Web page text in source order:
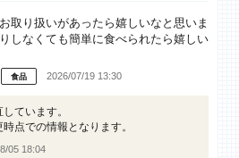
取り扱いがあったら嬉しいなと思いま
しなくても簡単に食べられたら嬉しい
食品 2026/07/19 13:30
ています。
点での情報となります。
05 18:04